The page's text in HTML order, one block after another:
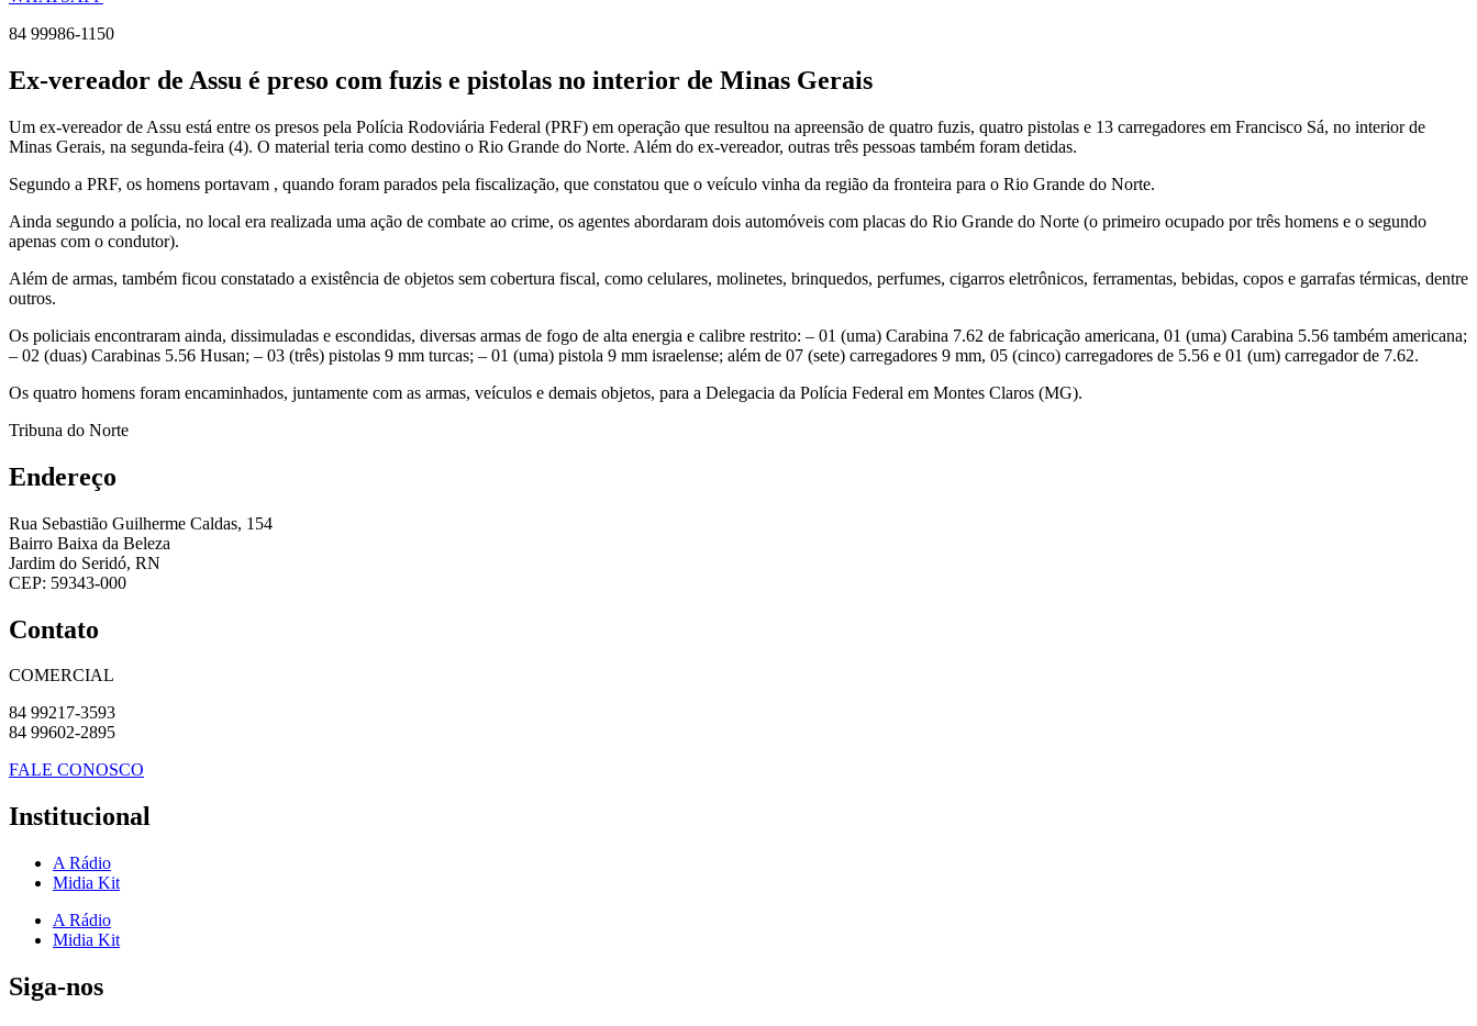
84 99986-1150
Ex-vereador de Assu é preso com fuzis e pistolas no interior de Minas Gerais
Um ex-vereador de Assu está entre os presos pela Polícia Rodoviária Federal (PRF) em operação que resultou na apreensão de quatro fuzis, quatro pistolas e 13 carregadores em Francisco Sá, no interior de
Minas Gerais, na segunda-feira (4). O material teria como destino o Rio Grande do Norte. Além do ex-vereador, outras três pessoas também foram detidas.
Segundo a PRF, os homens portavam , quando foram parados pela fiscalização, que constatou que o veículo vinha da região da fronteira para o Rio Grande do Norte.
Ainda segundo a polícia, no local era realizada uma ação de combate ao crime, os agentes abordaram dois automóveis com placas do Rio Grande do Norte (o primeiro ocupado por três homens e o segundo
apenas com o condutor).
Além de armas, também ficou constatado a existência de objetos sem cobertura fiscal, como celulares, molinetes, brinquedos, perfumes, cigarros eletrônicos, ferramentas, bebidas, copos e garrafas térmicas, dentre
outros.
Os policiais encontraram ainda, dissimuladas e escondidas, diversas armas de fogo de alta energia e calibre restrito: – 01 (uma) Carabina 7.62 de fabricação americana, 01 (uma) Carabina 5.56 também americana;
– 02 (duas) Carabinas 5.56 Husan; – 03 (três) pistolas 9 mm turcas; – 01 (uma) pistola 9 mm israelense; além de 07 (sete) carregadores 9 mm, 05 (cinco) carregadores de 5.56 e 01 (um) carregador de 7.62.
Os quatro homens foram encaminhados, juntamente com as armas, veículos e demais objetos, para a Delegacia da Polícia Federal em Montes Claros (MG).
Tribuna do Norte
Endereço
Rua Sebastião Guilherme Caldas, 154
Bairro Baixa da Beleza
Jardim do Seridó, RN
CEP: 59343-000
Contato
COMERCIAL
84 99217-3593
84 99602-2895
FALE CONOSCO
Institucional
A Rádio
Midia Kit
A Rádio
Midia Kit
Siga-nos